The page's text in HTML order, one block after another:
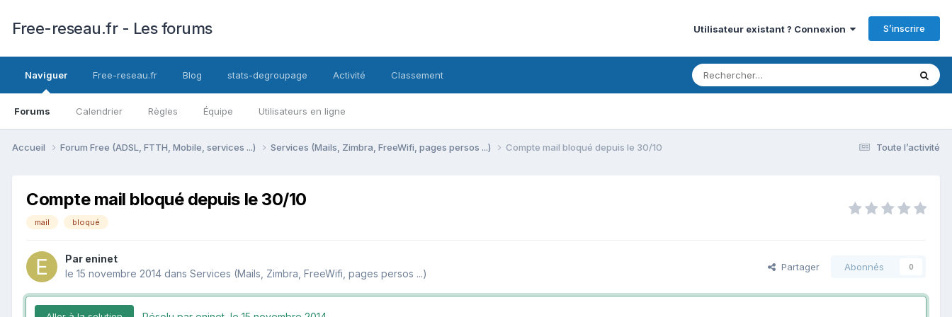
Free-reseau.fr - Les forums Utilisateur existant ? Connexion S’inscrire
Naviguer
Forums Calendrier Règles Équipe Utilisateurs en ligne
Free-reseau.fr Blog stats-degroupage Activité Classement
Toute l’activité
Accueil Forum Free (ADSL, FTTH, Mobile, services ...) Services (Mails, Zimbra, FreeWifi, pages persos ...) Compte mail bloqué depuis le 30/10
Compte mail bloqué depuis le 30/10
mail bloqué
Par eninet
le 15 novembre 2014 dans Services (Mails, Zimbra, FreeWifi, pages persos ...)
Partager Abonnés 0